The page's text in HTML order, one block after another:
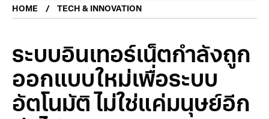
HOME TECH & INNOVATION
ระบบอินเทอร์เน็ตกำลังถูก
ออกแบบใหม่เพื่อระบบ
อัตโนมัติ ไม่ใช่แค่มนุษย์อีก